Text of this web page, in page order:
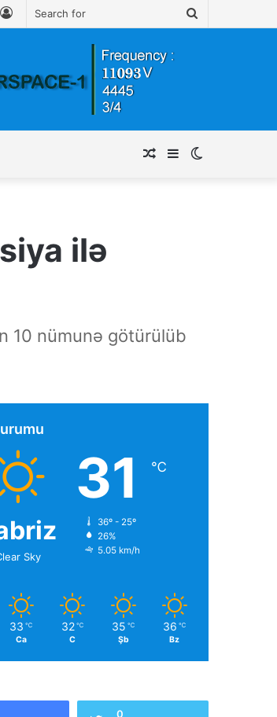
Sidebar
Random
ilə
10 nümunə götürülüb
Sky
31 ℃
36º - 25º
26%
5.05 km/h
33 ℃
Ca
32 ℃
C
35 ℃
Şb
36 ℃
Bz
0